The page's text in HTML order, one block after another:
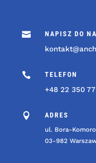
 NAPISZ DO
 TELEFON
+48 22 350
 ADRES
ul. Bora-
03-982